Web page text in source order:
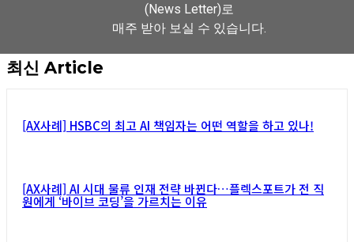
(News Letter)로
매주 받아 보실 수 있습니다.
최신 Article
[AX사례] HSBC의 최고 AI 책임자는 어떤 역할을 하고 있나!
[AX사례] AI 시대 물류 인재 전략 바뀐다…플렉스포트가 전 직
원에게 ‘바이브 코딩’을 가르치는 이유